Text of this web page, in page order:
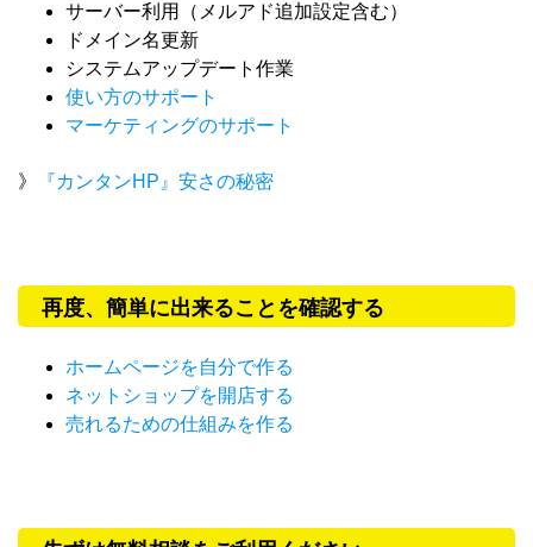
サーバー利用（メルアド追加設定含む）
ドメイン名更新
システムアップデート作業
使い方のサポート
マーケティングのサポート
》 『カンタンHP』安さの秘密
再度、簡単に出来ることを確認する
ホームページを自分で作る
ネットショップを開店する
売れるための仕組みを作る